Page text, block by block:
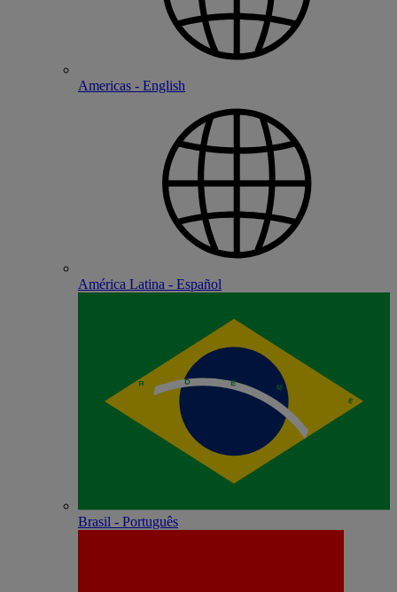
Americas - English
América Latina - Español
Brasil - Português